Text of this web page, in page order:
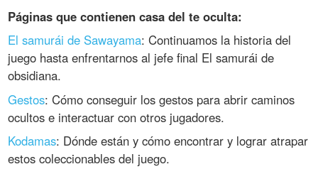
Páginas que contienen casa del te oculta:
El samurái de Sawayama: Continuamos la historia del
juego hasta enfrentarnos al jefe final El samurái de
obsidiana.
Gestos: Cómo conseguir los gestos para abrir caminos
ocultos e interactuar con otros jugadores.
Kodamas: Dónde están y cómo encontrar y lograr atrapar
estos coleccionables del juego.